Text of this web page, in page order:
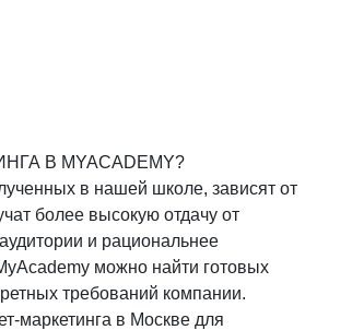
В MYACADEMY?
в нашей школе, зависят от
более высокую отдачу от
и рациональнее
можно найти готовых
требований компании.
маркетинга в Москве для